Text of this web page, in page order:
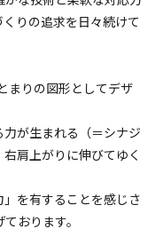
りの追求を日々続けて
まりの図形としてデザ
が生まれる（＝シナジ
肩上がりに伸びてゆく
を有することを感じさ
おります。